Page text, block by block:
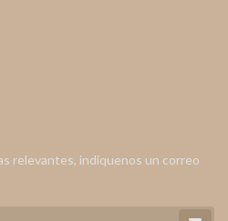
relevantes, indiquenos un correo